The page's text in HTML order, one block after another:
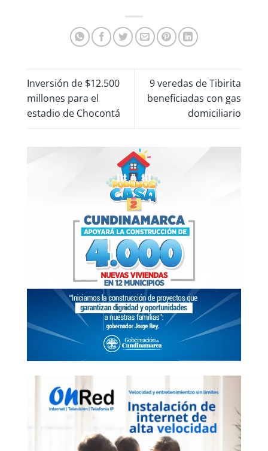
Inversión de $12.500
millones para el
estadio de Chocontá
9 veredas de Tibirita
beneficiadas con gas
domiciliario